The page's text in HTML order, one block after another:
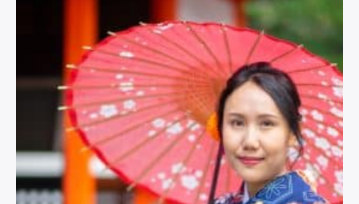
Bien-être
Voyages
Déco & Maison
Amour